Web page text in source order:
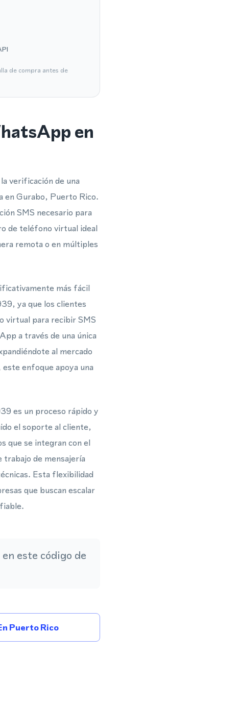
de compra antes de
en
verificación de una
en Gurabo, Puerto Rico.
SMS necesario para
de teléfono virtual ideal
remota o en múltiples
más fácil
ya que los clientes
virtual para recibir SMS
a través de una única
al mercado
enfoque apoya una
es un proceso rápido y
el soporte al cliente,
que se integran con el
de mensajería
Esta flexibilidad
que buscan escalar
este código de
Puerto Rico